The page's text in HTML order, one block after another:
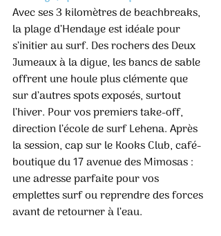
Avec ses 3 kilomètres de beachbreaks,
la plage d’Hendaye est idéale pour
s’initier au surf. Des rochers des Deux
Jumeaux à la digue, les bancs de sable
offrent une houle plus clémente que
sur d’autres spots exposés, surtout
l’hiver. Pour vos premiers take-off,
direction l’école de surf Lehena. Après
la session, cap sur le Kooks Club, café-
boutique du 17 avenue des Mimosas :
une adresse parfaite pour vos
emplettes surf ou reprendre des forces
avant de retourner à l’eau.